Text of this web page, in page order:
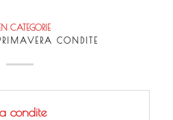
CATEGORIE
CONDITE
condite